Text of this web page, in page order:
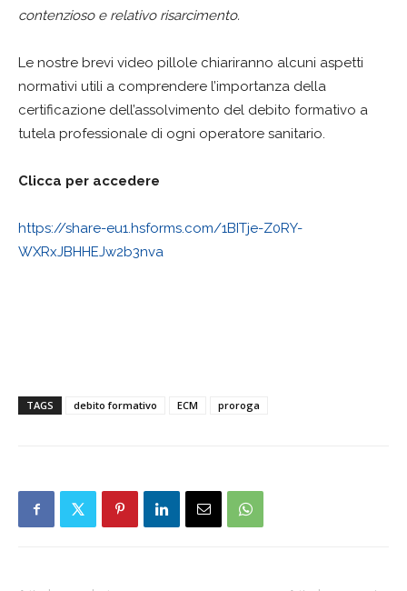
contenzioso e relativo risarcimento.
Le nostre brevi video pillole chiariranno alcuni aspetti
normativi utili a comprendere l’importanza della
certificazione dell’assolvimento del debito formativo a
tutela professionale di ogni operatore sanitario.
Clicca per accedere
https://share-eu1.hsforms.com/1BITje-Z0RY-
WXRxJBHHEJw2b3nva
TAGS debito formativo ECM proroga